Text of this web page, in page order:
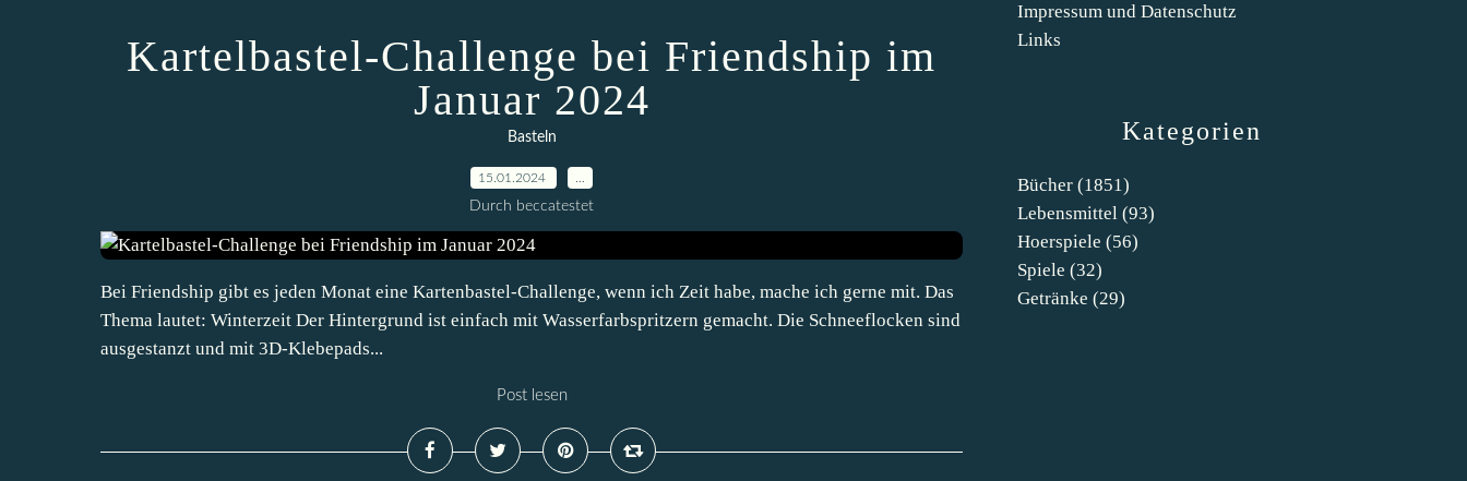
Kartelbastel-Challenge bei Friendship im
Januar 2024
Basteln
15.01.2024
Durch beccatestet
Bei Friendship gibt es jeden Monat eine Kartenbastel-Challenge, wenn ich Zeit habe, mache ich gerne mit. Das
Thema lautet: Winterzeit Der Hintergrund ist einfach mit Wasserfarbspritzern gemacht. Die Schneeflocken sind
ausgestanzt und mit 3D-Klebepads...
Post lesen
Kategorien
Bücher (1851)
Lebensmittel (93)
Hoerspiele (56)
Spiele (32)
Getränke (29)
Impressum und Datenschutz
Links